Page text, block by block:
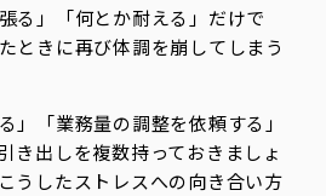
る」「何とか耐える」だけで
ときに再び体調を崩してしまう
」「業務量の調整を依頼する」
き出しを複数持っておきましょ
うしたストレスへの向き合い方